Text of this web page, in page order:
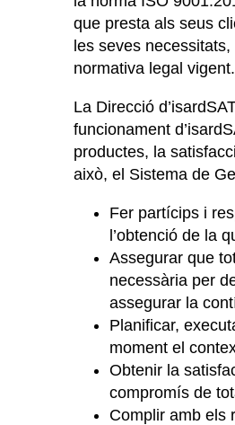
que presta als seus
les seves
normativa legal vigent.
La Direcció
funcionament
productes, la
això, el Sistema de
Fer partícips i
l’obtenció de la
Assegurar que
necessària per
assegurar la
Planificar,
moment el
Obtenir la
compromís de
Complir amb els